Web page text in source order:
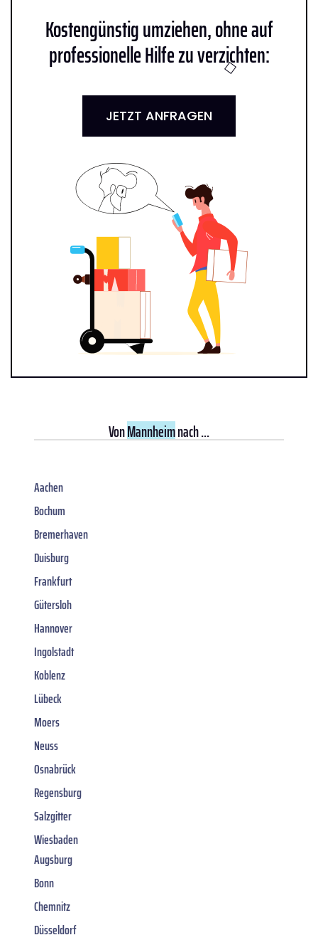
Kostengünstig umziehen, ohne auf
professionelle Hilfe zu verzichten:
JETZT ANFRAGEN
VonMannheimnach ...
Aachen
Bochum
Bremerhaven
Duisburg
Frankfurt
Gütersloh
Hannover
Ingolstadt
Koblenz
Lübeck
Moers
Neuss
Osnabrück
Regensburg
Salzgitter
Wiesbaden
Augsburg
Bonn
Chemnitz
Düsseldorf